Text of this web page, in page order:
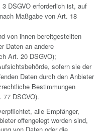
DSGVO erforderlich ist, auf
Maßgabe von Art. 18
von ihnen bereitgestellten
Daten an andere
Art. 20 DSGVO);
sofern sie der
Daten durch den Anbieter
Bestimmungen
DSGVO).
alle Empfänger,
offengelegt worden sind,